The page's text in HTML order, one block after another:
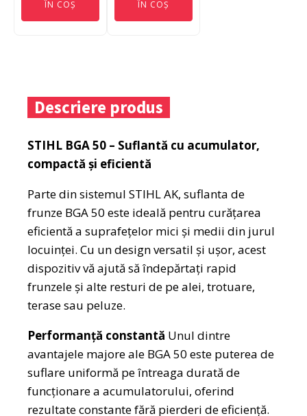
ÎN COȘ
ÎN COȘ
Descriere produs
STIHL BGA 50 – Suflantă cu acumulator,
compactă și eficientă
Parte din sistemul STIHL AK, suflanta de
frunze BGA 50 este ideală pentru curățarea
eficientă a suprafețelor mici și medii din jurul
locuinței. Cu un design versatil și ușor, acest
dispozitiv vă ajută să îndepărtați rapid
frunzele și alte resturi de pe alei, trotuare,
terase sau peluze.
Performanță constantă Unul dintre
avantajele majore ale BGA 50 este puterea de
suflare uniformă pe întreaga durată de
funcționare a acumulatorului, oferind
rezultate constante fără pierderi de eficiență.